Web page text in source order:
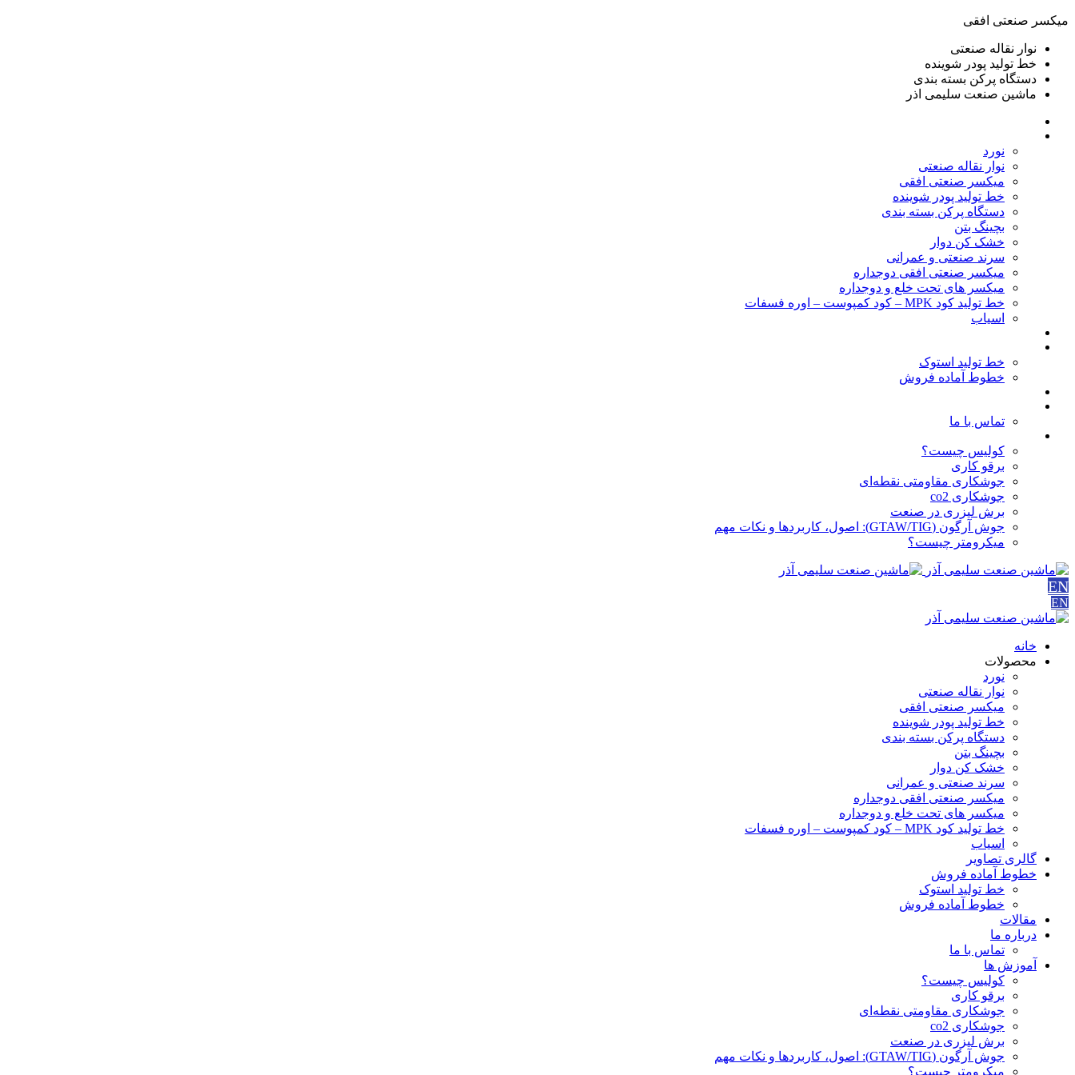
ميكسر صنعتی افقی
نوار نقاله صنعتی
خط تولید پودر شوينده
دستگاه پرکن بسته بندی
ماشين صنعت سليمی اذر
نورد
نوار نقاله صنعتی
ميكسر صنعتی افقی
خط تولید پودر شوينده
دستگاه پرکن بسته بندی
بچينگ بتن
خشک کن دوار
سرند صنعتی و عمرانی
میکسر صنعتی افقی دوجداره
میکسر های تحت خلع و دوجداره
خط تولید کود MPK – کود کمپوست – اوره فسفات
اسیاب
خط تولید استوک
خطوط آماده فروش
تماس با ما
کولیس چیست؟
برقو کاری
جوشکاری مقاومتی نقطه‌ای
جوشکاری co2
برش لیزری در صنعت
جوش آرگون (GTAW/TIG): اصول، کاربردها و نکات مهم
میکرومتر چیست؟
EN
EN
خانه
محصولات
نورد
نوار نقاله صنعتی
ميكسر صنعتی افقی
خط تولید پودر شوينده
دستگاه پرکن بسته بندی
بچينگ بتن
خشک کن دوار
سرند صنعتی و عمرانی
میکسر صنعتی افقی دوجداره
میکسر های تحت خلع و دوجداره
خط تولید کود MPK – کود کمپوست – اوره فسفات
اسیاب
گالری تصاویر
خطوط آماده فروش
خط تولید استوک
خطوط آماده فروش
مقالات
درباره ما
تماس با ما
آموزش ها
کولیس چیست؟
برقو کاری
جوشکاری مقاومتی نقطه‌ای
جوشکاری co2
برش لیزری در صنعت
جوش آرگون (GTAW/TIG): اصول، کاربردها و نکات مهم
میکرومتر چیست؟